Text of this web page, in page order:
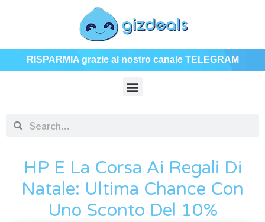
RISPARMIA grazie al nostro canale TELEGRAM
HP E La Corsa Ai Regali Di
Natale: Ultima Chance Con
Uno Sconto Del 10%